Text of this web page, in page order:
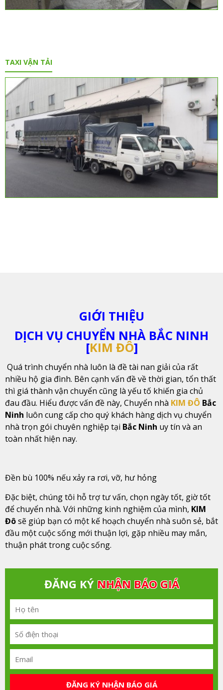
TAXI VẬN TẢI
GIỚI THIỆU
DỊCH VỤ CHUYỂN NHÀ BẮC NINH
[KIM ĐÔ]
Quá trình chuyển nhà luôn là đề tài nan giải của rất
nhiều hộ gia đình. Bên cạnh vấn đề về thời gian, tổn thất
thì giá thành vận chuyển cũng là yếu tố khiến gia chủ
đau đầu. Hiểu được vấn đề này, Chuyển nhà KIM ĐÔ Bắc
Ninh luôn cung cấp cho quý khách hàng dịch vụ chuyển
nhà trọn gói chuyên nghiệp tại Bắc Ninh uy tín và an
toàn nhất hiện nay.
Đền bù 100% nếu xảy ra rơi, vỡ, hư hỏng
Đặc biệt, chúng tôi hỗ trợ tư vấn, chọn ngày tốt, giờ tốt
để chuyển nhà. Với những kinh nghiệm của mình, KIM
Đôsẽ giúp bạn có một kế hoạch chuyển nhà suôn sẻ, bắt
đầu một cuộc sống mới thuận lợi, gặp nhiều may mắn,
thuận phát trong cuộc sống.
ĐĂNG KÝ NHẬN BÁO GIÁ
ĐĂNG KÝ NHẬN BÁO GIÁ